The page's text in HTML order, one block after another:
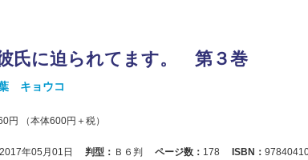
氏に迫られてます。 第３巻
キョウコ
円 （本体600円＋税）
2017年05月01日 判型： Ｂ６判 ページ数： 178 ISBN：